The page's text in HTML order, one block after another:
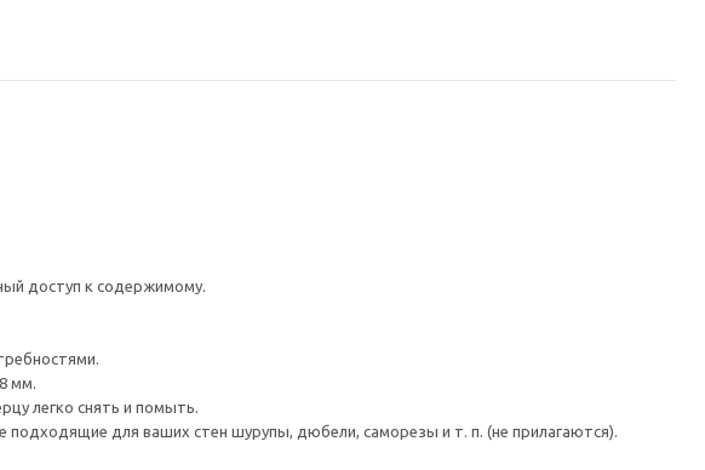
доступ к содержимому.
мм.
легко снять и помыть.
для ваших стен шурупы, дюбели, саморезы и т. п. (не прилагаются).